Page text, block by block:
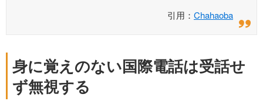
引用： Chahaoba
身に覚えのない国際電話は受話せ
ず無視する